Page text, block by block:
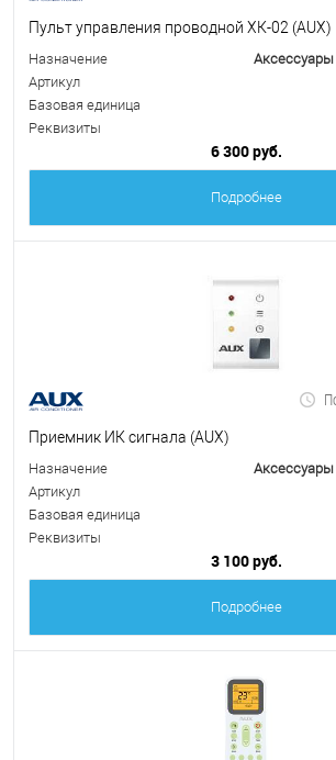
Пульт управления проводной ХК-02 (AUX)
Назначение
Аксессуары
Артикул
Базовая единица
Реквизиты
6 300 руб.
Подробнее
Приемник ИК сигнала (AUX)
Назначение
Аксессуары
Артикул
Базовая единица
Реквизиты
3 100 руб.
Подробнее